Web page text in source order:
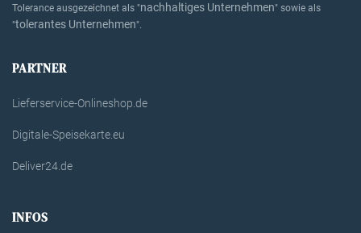
Tolerance ausgezeichnet als "nachhaltiges Unternehmen" sowie als
"tolerantes Unternehmen".
PARTNER
Lieferservice-Onlineshop.de
Digitale-Speisekarte.eu
Deliver24.de
INFOS